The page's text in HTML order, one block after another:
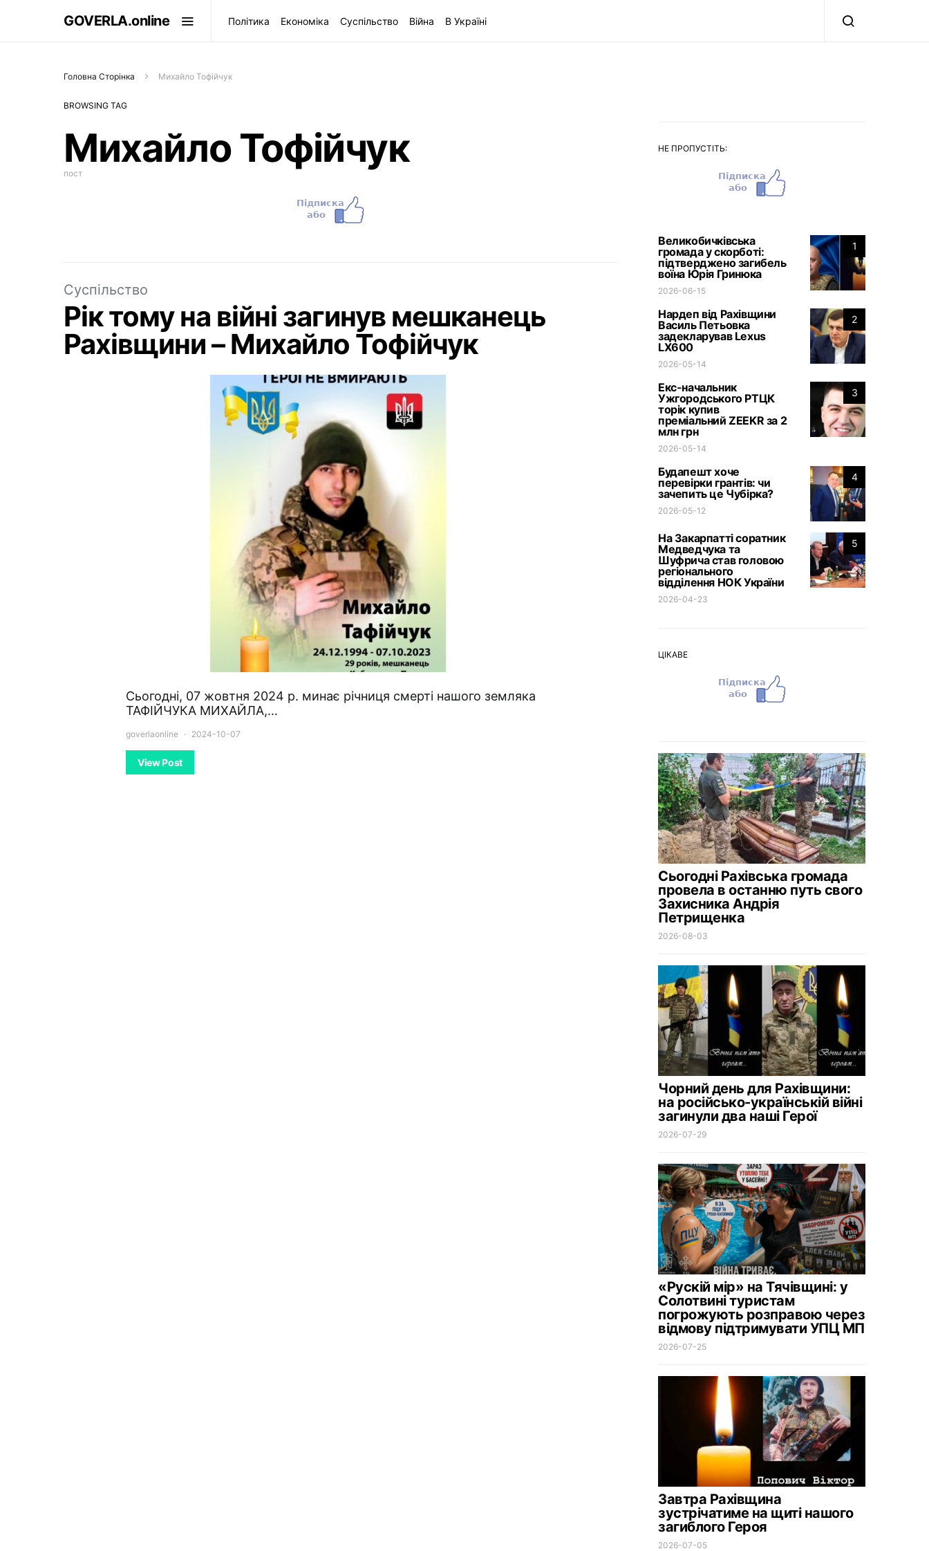
GOVERLA.online Політика Економіка Суспільство Війна В Україні
Головна Сторінка Михайло Тофійчук
BROWSING TAG
Михайло Тофійчук
пост
Суспільство
Рік тому на війні загинув мешканець
Рахівщини – Михайло Тофійчук
Сьогодні, 07 жовтня 2024 р. минає річниця смерті нашого земляка
ТАФІЙЧУКА МИХАЙЛА,…
goverlaonline 2024-10-07
View Post
НЕ ПРОПУСТІТЬ:
1
Великобичківська
громада у скорботі:
підтверджено загибель
воїна Юрія Гринюка
2026-06-15
2
Нардеп від Рахівщини
Василь Петьовка
задекларував Lexus
LX600
2026-05-14
3
Екс-начальник
Ужгородського РТЦК
торік купив
преміальний ZEEKR за 2
млн грн
2026-05-14
4
Будапешт хоче
перевірки грантів: чи
зачепить це Чубірка?
2026-05-12
5
На Закарпатті соратник
Медведчука та
Шуфрича став головою
регіонального
відділення НОК України
2026-04-23
ЦІКАВЕ
Сьогодні Рахівська громада
провела в останню путь свого
Захисника Андрія
Петрищенка
2026-08-03
Чорний день для Рахівщини:
на російсько-українській війні
загинули два наші Герої
2026-07-29
«Рускій мір» на Тячівщині: у
Солотвині туристам
погрожують розправою через
відмову підтримувати УПЦ МП
2026-07-25
Завтра Рахівщина
зустрічатиме на щиті нашого
загиблого Героя
2026-07-05